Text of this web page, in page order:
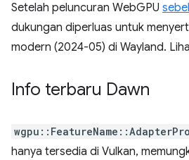
Setelah peluncuran WebGPU
dukungan diperluas untuk
modern (2024-05) di Wayland.
Info terbaru Dawn
hanya tersedia di Vulkan,